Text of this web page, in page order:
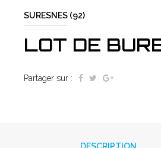
SURESNES (92)
LOT DE
Partager sur :